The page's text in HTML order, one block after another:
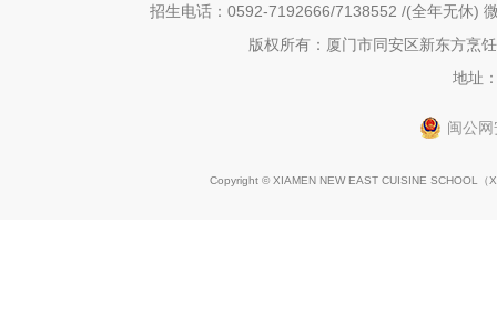
招生电话：0592-7192666/7138552 /(全年无休)
版权所有：厦门市同安区新东方烹
地址
闽公
Copyright © XIAMEN NEW EAST CUISINE SCHOOL（